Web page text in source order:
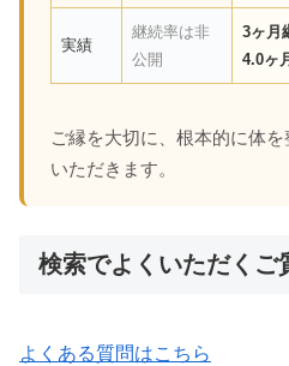
実績
継続率は非
公開
3ヶ月
4.0ヶ
ご縁を大切に、根本的に体
いただきます。
検索でよくいただくご
よくある質問はこちら